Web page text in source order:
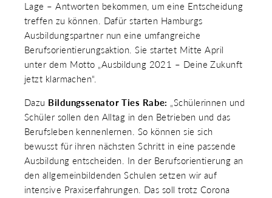
Lage – Antworten bekommen, um eine Entscheidung
treffen zu können. Dafür starten Hamburgs
Ausbildungspartner nun eine umfangreiche
Berufsorientierungsaktion. Sie startet Mitte April
unter dem Motto „Ausbildung 2021 – Deine Zukunft
jetzt klarmachen“.
Dazu Bildungssenator Ties Rabe: „Schülerinnen und
Schüler sollen den Alltag in den Betrieben und das
Berufsleben kennenlernen. So können sie sich
bewusst für ihren nächsten Schritt in eine passende
Ausbildung entscheiden. In der Berufsorientierung an
den allgemeinbildenden Schulen setzen wir auf
intensive Praxiserfahrungen. Das soll trotz Corona